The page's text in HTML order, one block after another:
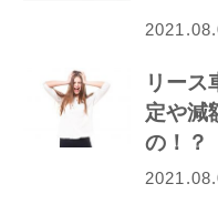
リース
定や減
の！？